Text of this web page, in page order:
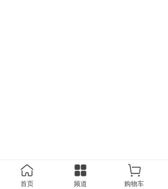
首页 频道 购物车